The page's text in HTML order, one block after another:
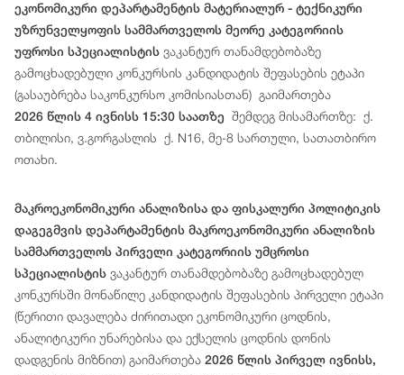
ეკონომიკური დეპარტამენტის მატერიალურ - ტექნიკური
უზრუნველყოფის სამმართველოს მეორე კატეგორიის
უფროსი სპეციალისტის ვაკანტურ თანამდებობაზე
გამოცხადებული კონკურსის კანდიდატის შეფასების ეტაპი
(გასაუბრება საკონკურსო კომისიასთან) გაიმართება
2026 წლის 4 ივნისს 15:30 საათზე შემდეგ მისამართზე: ქ.
თბილისი, ვ.გორგასლის ქ. N16, მე-8 სართული, სათათბირო
ოთახი.
მაკროეკონომიკური ანალიზისა და ფისკალური პოლიტიკის
დაგეგმვის დეპარტამენტის მაკროეკონომიკური ანალიზის
სამმართველოს პირველი კატეგორიის უმცროსი
სპეციალისტის ვაკანტურ თანამდებობაზე გამოცხადებულ
კონკურსში მონაწილე კანდიდატის შეფასების პირველი ეტაპი
(წერითი დავალება ძირითადი ეკონომიკური ცოდნის,
ანალიტიკური უნარებისა და ექსელის ცოდნის დონის
დადგენის მიზნით) გაიმართება 2026 წლის პირველ ივნისს,